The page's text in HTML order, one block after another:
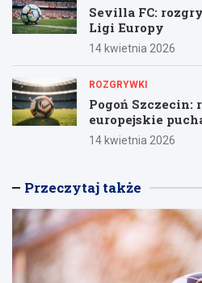
Sevilla FC:
Ligi Europy
14 kwietnia 2026
ROZGRYWKI
Pogoń
europejskie
14 kwietnia 2026
Przeczytaj także